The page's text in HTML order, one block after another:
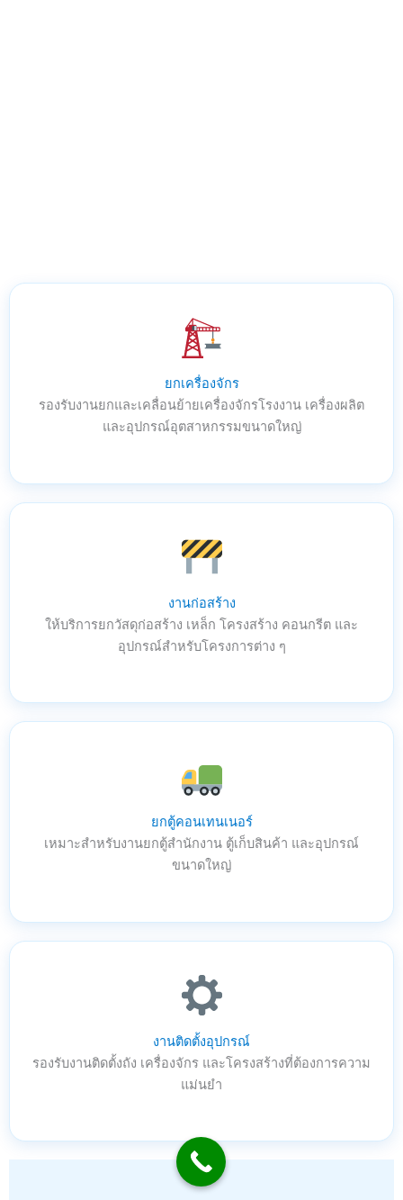
ยกเครื่องจักร
รองรับงานยกและเคลื่อนย้ายเครื่องจักรโรงงาน เครื่องผลิต
และอุปกรณ์อุตสาหกรรมขนาดใหญ่
งานก่อสร้าง
ให้บริการยกวัสดุก่อสร้าง เหล็ก โครงสร้าง คอนกรีต และ
อุปกรณ์สำหรับโครงการต่าง ๆ
ยกตู้คอนเทนเนอร์
เหมาะสำหรับงานยกตู้สำนักงาน ตู้เก็บสินค้า และอุปกรณ์
ขนาดใหญ่
งานติดตั้งอุปกรณ์
รองรับงานติดตั้งถัง เครื่องจักร และโครงสร้างที่ต้องการความ
แม่นยำ